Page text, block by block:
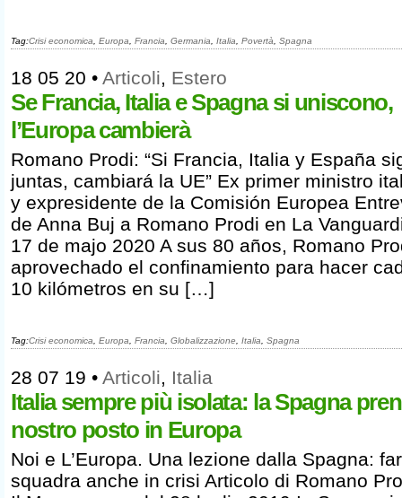
Tag:Crisi economica Europa Francia Germania Italia Povertà Spagna
18 05 20 • Articoli, Estero
Se Francia, Italia e Spagna si uniscono,
l’Europa cambierà
Romano Prodi: “Si Francia, Italia y España
juntas, cambiará la UE” Ex primer ministro
y expresidente de la Comisión Europea
de Anna Buj a Romano Prodi en La
17 de majo 2020 A sus 80 años, Romano
aprovechado el confinamiento para hacer
10 kilómetros en su […]
Tag:Crisi economica Europa Francia Globalizzazione Italia Spagna
28 07 19 • Articoli, Italia
Italia sempre più isolata: la Spagna
nostro posto in Europa
Noi e L’Europa. Una lezione dalla Spagna:
squadra anche in crisi Articolo di Romano